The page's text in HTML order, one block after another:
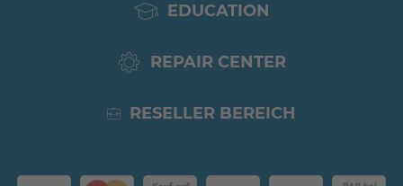
EDUCATION
REPAIR CENTER
RESELLER BEREICH